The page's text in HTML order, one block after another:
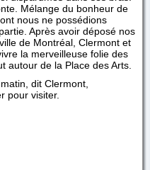
Mélange du bonheur de
nous ne possédions
Après avoir déposé nos
de Montréal, Clermont et
la merveilleuse folie des
autour de la Place des Arts.
dit Clermont,
pour visiter.